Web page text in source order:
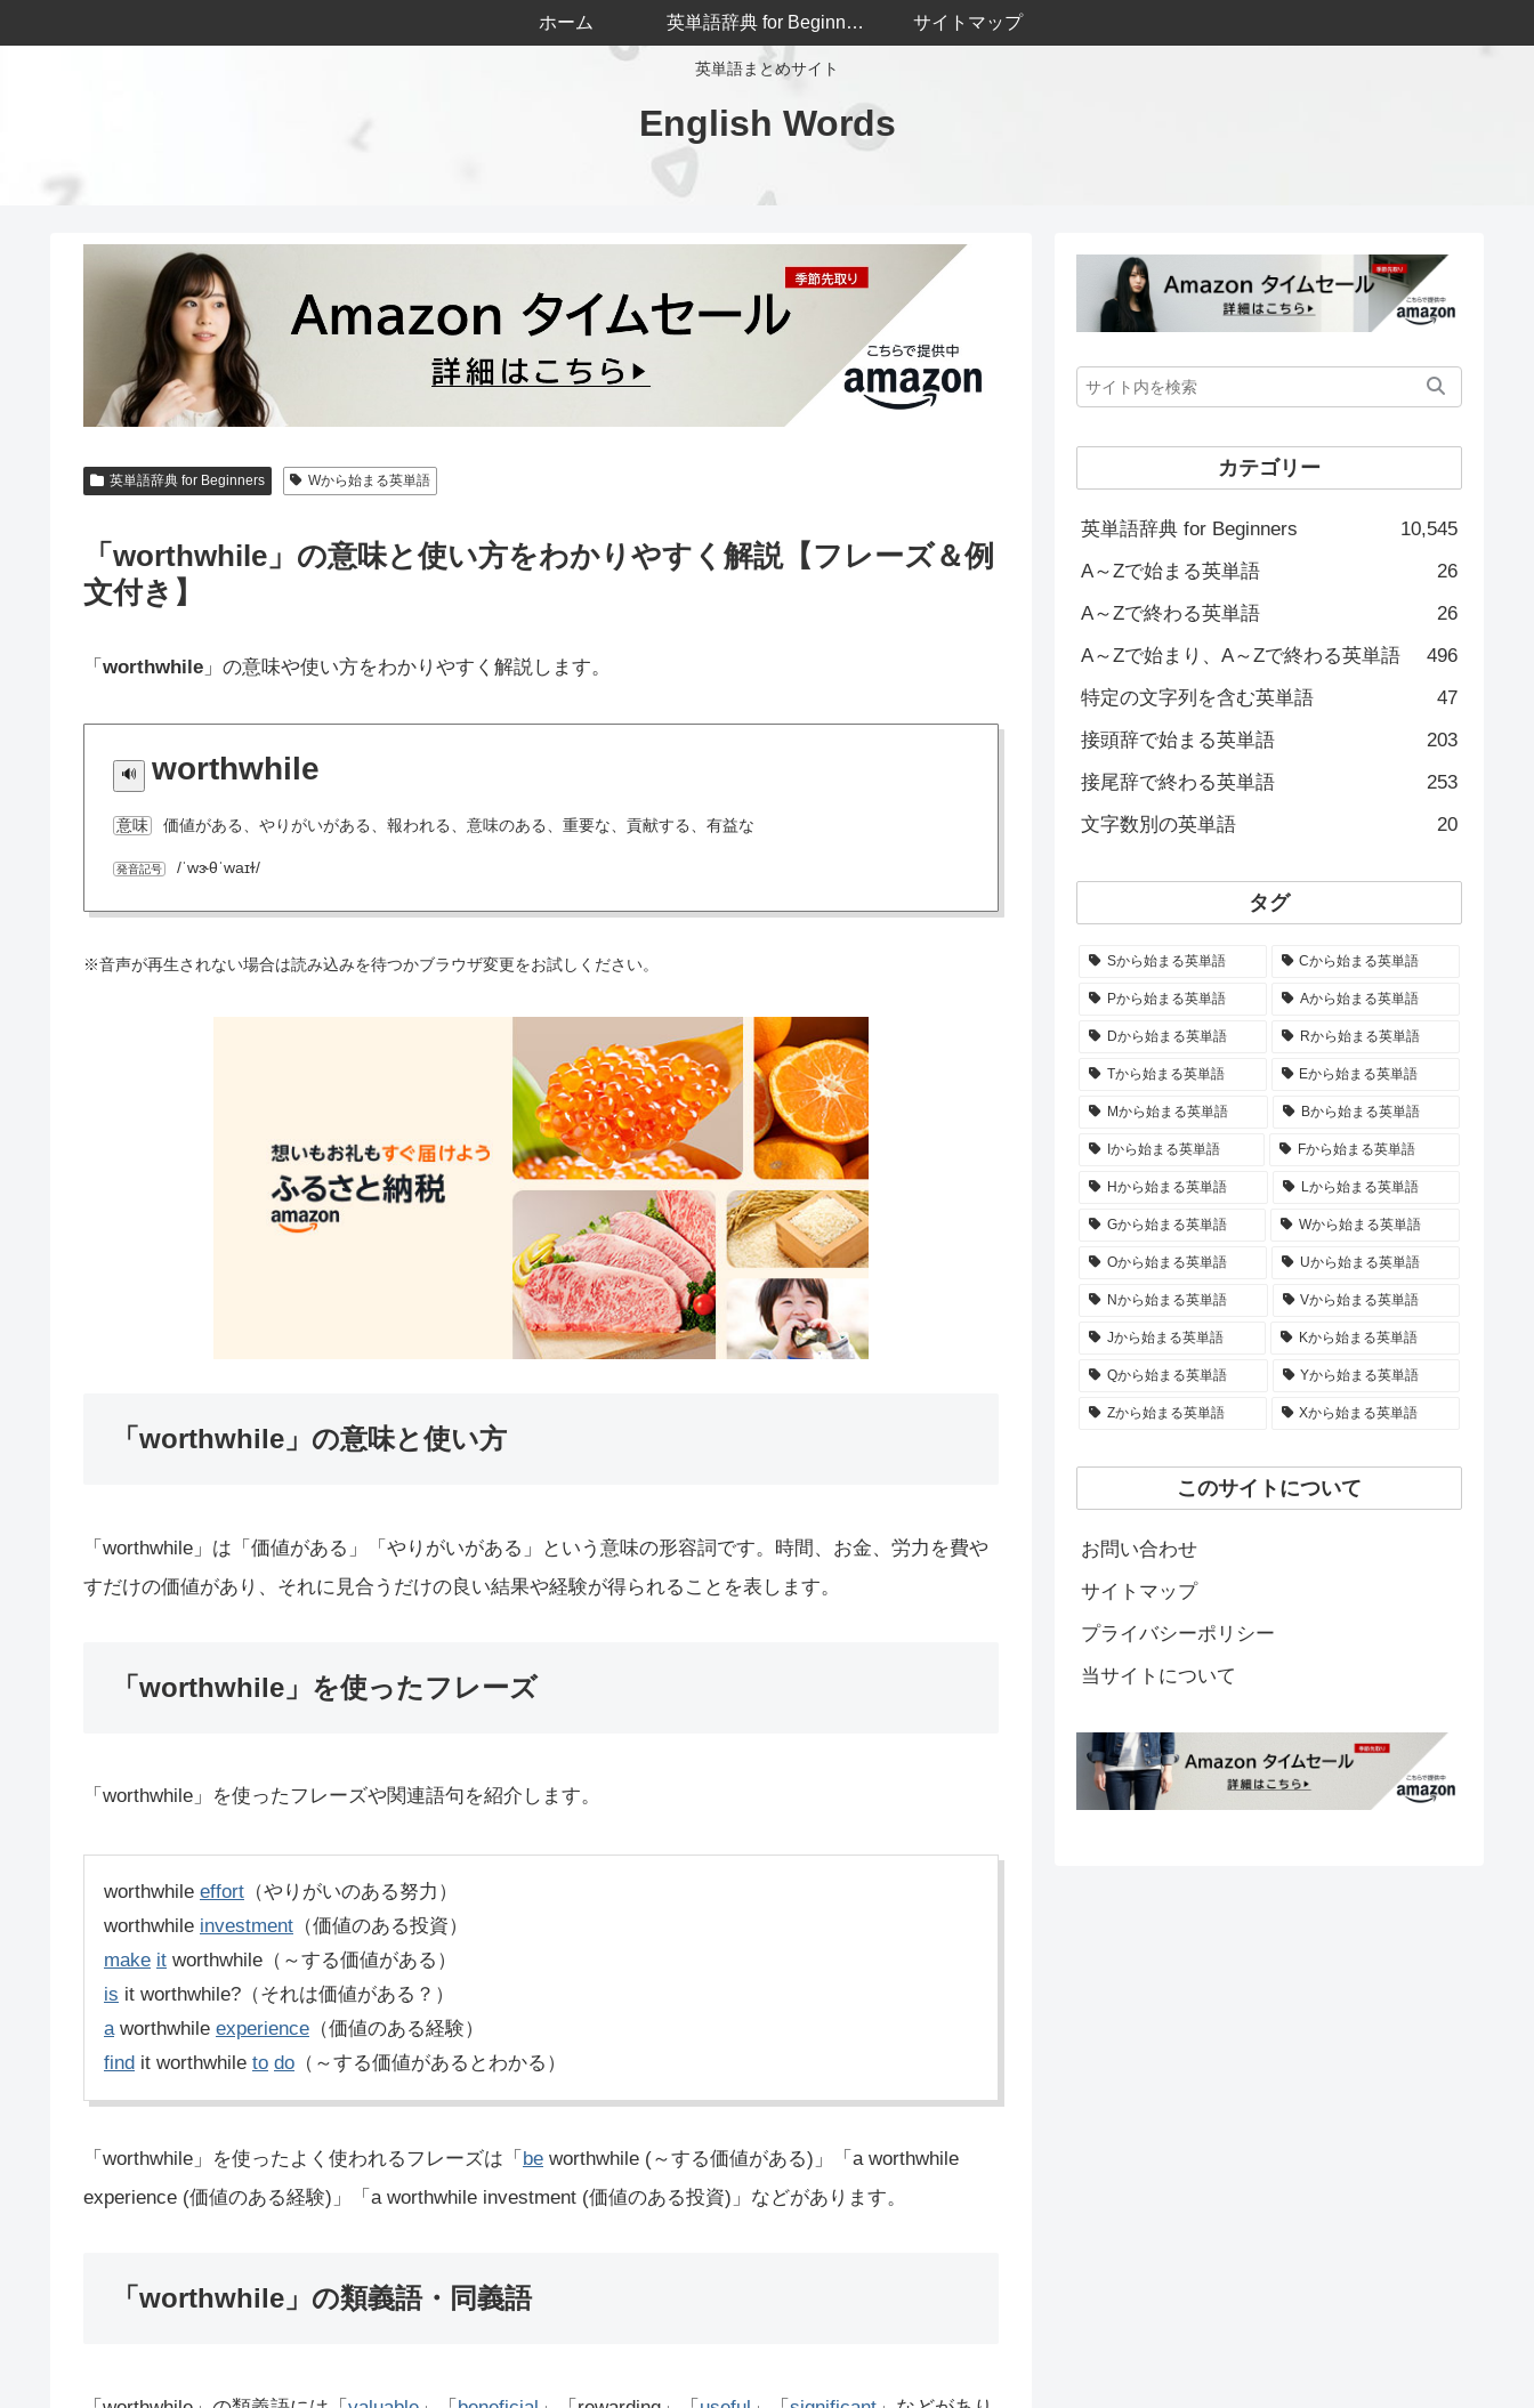
英単語まとめサイト
English Words
ホーム 英単語辞典 for Beginners サイトマップ
英単語辞典 for Beginners Wから始まる英単語
「worthwhile」の意味と使い方をわかりやすく解説【フレーズ＆例
文付き】
「 worthwhile 」の意味や使い方をわかりやすく解説します。
worthwhile
意味 価値がある、やりがいがある、報われる、意味のある、重要な、貢献する、有益な
発音記号 /ˈwɝθˈwaɪɫ/
※音声が再生されない場合は読み込みを待つかブラウザ変更をお試しください。
「worthwhile」の意味と使い方
「worthwhile」は「価値がある」「やりがいがある」という意味の形容詞です。時間、お金、労力を費や
すだけの価値があり、それに見合うだけの良い結果や経験が得られることを表します。
「worthwhile」を使ったフレーズ
「worthwhile」を使ったフレーズや関連語句を紹介します。
worthwhile effort （やりがいのある努力）
worthwhile investment （価値のある投資）
make it worthwhile（～する価値がある）
is it worthwhile?（それは価値がある？）
aworthwhile experience （価値のある経験）
find it worthwhile to do （～する価値があるとわかる）
「worthwhile」を使ったよく使われるフレーズは「 be worthwhile (～する価値がある)」「a worthwhile
experience (価値のある経験)」「a worthwhile investment (価値のある投資)」などがあります。
「worthwhile」の類義語・同義語
カテゴリー
英単語辞典 for Beginners
10,545
A～Zで始まる英単語
26
A～Zで終わる英単語
26
A～Zで始まり、A～Zで終わる英単語
496
特定の文字列を含む英単語
47
接頭辞で始まる英単語
203
接尾辞で終わる英単語
253
文字数別の英単語
20
タグ
Sから始まる英単語 Cから始まる英単語
Pから始まる英単語 Aから始まる英単語
Dから始まる英単語 Rから始まる英単語
Tから始まる英単語 Eから始まる英単語
Mから始まる英単語 Bから始まる英単語
Iから始まる英単語 Fから始まる英単語
Hから始まる英単語 Lから始まる英単語
Gから始まる英単語 Wから始まる英単語
Oから始まる英単語 Uから始まる英単語
Nから始まる英単語 Vから始まる英単語
Jから始まる英単語 Kから始まる英単語
Qから始まる英単語 Yから始まる英単語
Zから始まる英単語 Xから始まる英単語
このサイトについて
お問い合わせ
サイトマップ
プライバシーポリシー
当サイトについて